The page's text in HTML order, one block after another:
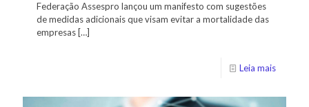
Federação Assespro lançou um manifesto com sugestões
de medidas adicionais que visam evitar a mortalidade das
empresas […]
Leia mais